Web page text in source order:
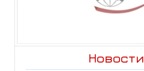
Новости